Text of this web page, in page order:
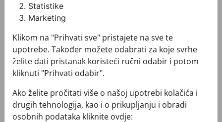
Statistike
Marketing
Klikom na "Prihvati sve" pristajete na sve te
upotrebe. Također možete odabrati za koje svrhe
želite dati pristanak koristeći ručni odabir i potom
kliknuti "Prihvati odabir".
Ako želite pročitati više o našoj upotrebi kolačića i
drugih tehnologija, kao i o prikupljanju i obradi
osobnih podataka kliknite ovdje: